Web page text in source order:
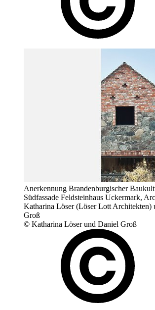
Anerkennung Brandenburgischer
Südfassade Feldsteinhaus Uckermark,
Katharina Löser (Löser Lott Architekten)
Groß
© Katharina Löser und Daniel Groß